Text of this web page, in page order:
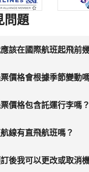
問題
該在國際航班起飛前
價格會根據季節變動
價格包含託運行李嗎？
線有直飛航班嗎？
後我可以更改或取消